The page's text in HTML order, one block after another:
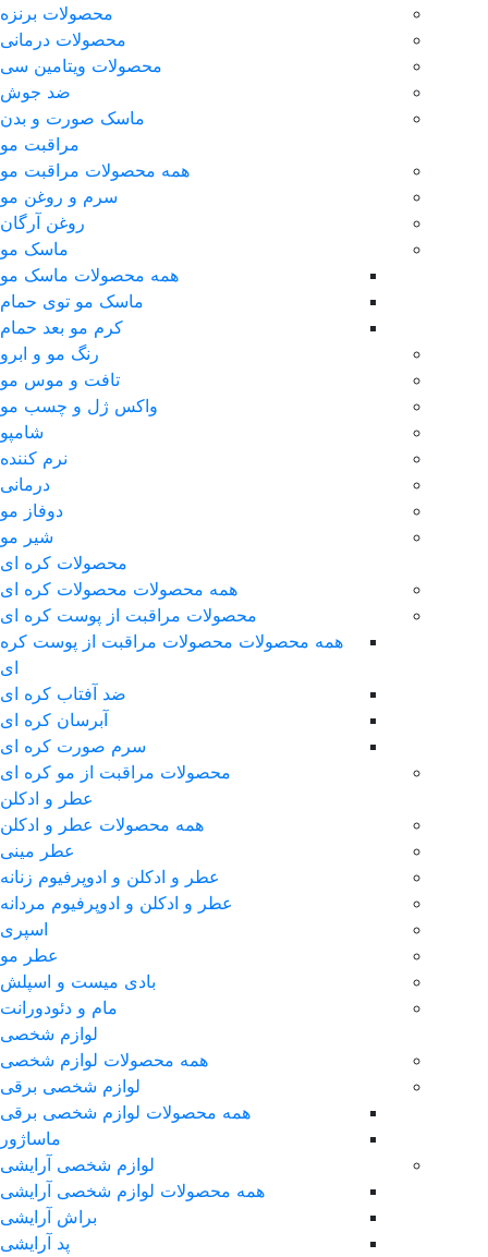
محصولات برنزه
محصولات درمانی
محصولات ویتامین سی
ضد جوش
ماسک صورت و بدن
مراقبت مو
همه محصولات مراقبت مو
سرم و روغن مو
روغن آرگان
ماسک مو
همه محصولات ماسک مو
ماسک مو توی حمام
کرم مو بعد حمام
رنگ مو و ابرو
تافت و موس مو
واکس ژل و چسب مو
شامپو
نرم کننده
درمانی
دوفاز مو
شیر مو
محصولات کره ای
همه محصولات محصولات کره ای
محصولات مراقبت از پوست کره ای
همه محصولات محصولات مراقبت از پوست کره
ای
ضد آفتاب کره ای
آبرسان کره ای
سرم صورت کره ای
محصولات مراقبت از مو کره ای
عطر و ادکلن
همه محصولات عطر و ادکلن
عطر مینی
عطر و ادکلن و ادوپرفیوم زنانه
عطر و ادکلن و ادوپرفیوم مردانه
اسپری
عطر مو
بادی میست و اسپلش
مام و دئودورانت
لوازم شخصی
همه محصولات لوازم شخصی
لوازم شخصی برقی
همه محصولات لوازم شخصی برقی
ماساژور
لوازم شخصی آرایشی
همه محصولات لوازم شخصی آرایشی
براش آرایشی
پد آرایشی